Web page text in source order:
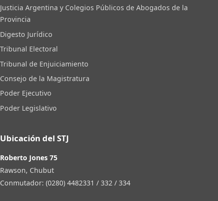
Justicia Argentina y Colegios Públicos de Abogados de la
Provincia
Digesto Jurídico
Tribunal Electoral
Tribunal de Enjuiciamiento
Consejo de la Magistratura
Poder Ejecutivo
Poder Legislativo
Ubicación del STJ
Roberto Jones 75
Rawson, Chubut
Conmutador: (0280) 4482331 / 332 / 334